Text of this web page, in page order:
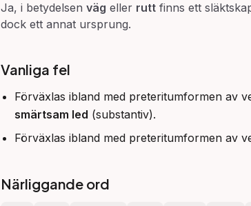
Ja, i betydelsen väg eller rutt finns ett
dock ett annat ursprung.
Vanliga fel
Förväxlas ibland med preteritumformen av
smärtsam led (substantiv).
Förväxlas ibland med preteritumformen av
Närliggande ord